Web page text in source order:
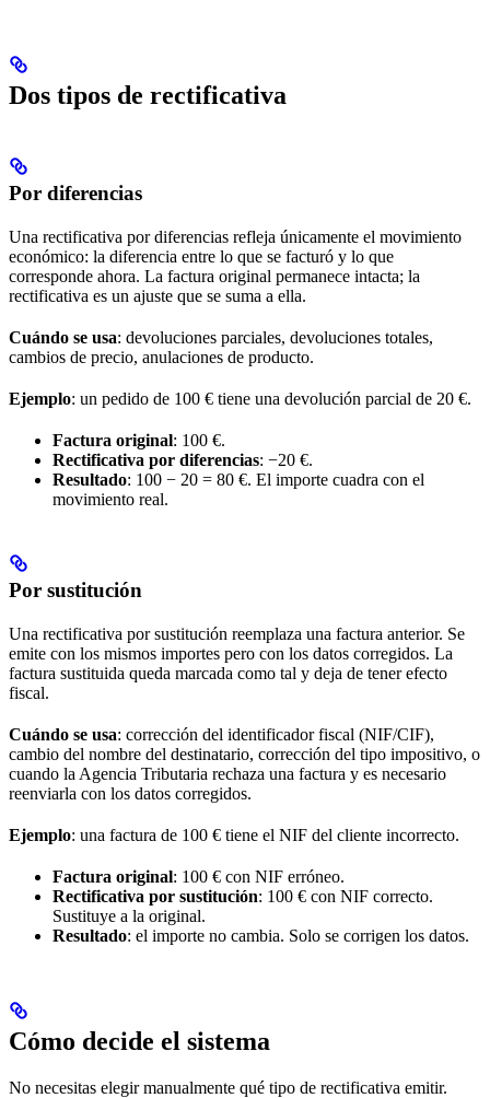
Dos tipos de rectificativa
Por diferencias
Una rectificativa por diferencias refleja únicamente el movimiento
económico: la diferencia entre lo que se facturó y lo que
corresponde ahora. La factura original permanece intacta; la
rectificativa es un ajuste que se suma a ella.
Cuándo se usa: devoluciones parciales, devoluciones totales,
cambios de precio, anulaciones de producto.
Ejemplo: un pedido de 100 € tiene una devolución parcial de 20 €.
Factura original: 100 €.
Rectificativa por diferencias: −20 €.
Resultado: 100 − 20 = 80 €. El importe cuadra con el
movimiento real.
Por sustitución
Una rectificativa por sustitución reemplaza una factura anterior. Se
emite con los mismos importes pero con los datos corregidos. La
factura sustituida queda marcada como tal y deja de tener efecto
fiscal.
Cuándo se usa: corrección del identificador fiscal (NIF/CIF),
cambio del nombre del destinatario, corrección del tipo impositivo, o
cuando la Agencia Tributaria rechaza una factura y es necesario
reenviarla con los datos corregidos.
Ejemplo: una factura de 100 € tiene el NIF del cliente incorrecto.
Factura original: 100 € con NIF erróneo.
Rectificativa por sustitución: 100 € con NIF correcto.
Sustituye a la original.
Resultado: el importe no cambia. Solo se corrigen los datos.
Cómo decide el sistema
No necesitas elegir manualmente qué tipo de rectificativa emitir.